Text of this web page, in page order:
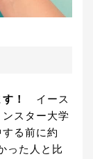
！
イース
スター大学
る前に約
った人と比